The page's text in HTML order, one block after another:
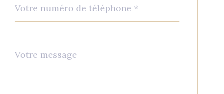
*
Fieldset
défaut
Message
*